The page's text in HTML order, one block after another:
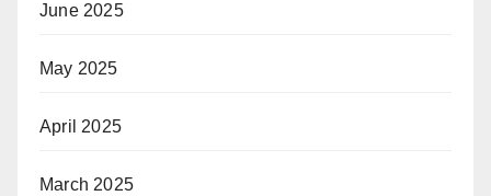
June 2025
May 2025
April 2025
March 2025